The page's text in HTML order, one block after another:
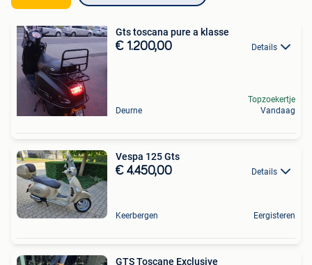
Gts toscana pure a klasse
€ 1.200,00 Details
Deurne
Topzoekertje
Vandaag
Vespa 125 Gts
€ 4.450,00 Details
Keerbergen Eergisteren
GTS Toscane Exclusive